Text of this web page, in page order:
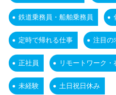
鉄道乗務員・船舶乗務員
定時で帰れる仕事 注目の
正社員 リモートワーク・
未経験 土日祝日休み